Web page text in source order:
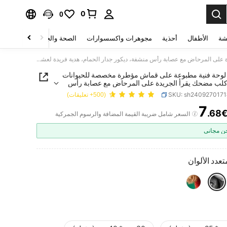
0
0
الأطفال أحذية مجوهرات واكسسوارات الصحة والجمال
1 قطعة لوحة فنية مطبوعة على قماش مؤطرة مخصصة للحيوانات الأليفة، كلب مضحك يقرأ الجريدة على المرحاض مع عصابة رأس منشفة، ديكور جدار الحمام، هدية فريدة لعشاق الحيوانات الأليفة، تصميم مرح، ديكور الدوبامين، منزل جمالي، هدية تدشين المنزل
لوحة فنية مطبوعة على قماش مؤطرة مخصصة للحيوانات
كلب مضحك يقرأ الجريدة على المرحاض مع عصابة رأس
جدار الحمام، هدية فريدة لعشاق الحيوانات الأليفة،
ديكور الدوبامين، منزل جمالي، هدية تدشين المنزل
SKU: (500+ تعليقات)
PRICE AND 7.68€ السعر شامل ضريبة القيمة المضافة والرسوم الجمركية
مجاني
الألوان